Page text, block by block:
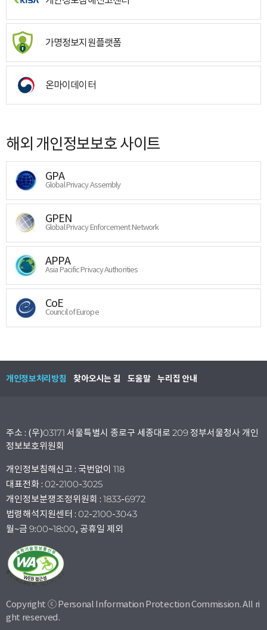
가명정보지원플랫폼
온마이데이터
해외 개인정보보호 사이트
GPA
Global Privacy Assembly
GPEN
Global Privacy Enforcement Network
APPA
Asia Pacific Privacy Authorities
CoE
Council of Europe
개인정보처리방침 찾아오시는 길 도움말 누리집 안내
주소 : (우)03171 서울특별시 종로구 세종대로 209 정부서울청사 개인
정보보호위원회
개인정보침해신고 : 국번없이 118
대표전화 : 02-2100-3025
개인정보분쟁조정위원회 : 1833-6972
법령해석지원센터 : 02-2100-3043
월~금 9:00~18:00, 공휴일 제외
Copyright ⓒ Personal Information Protection Commission. All ri
ght reserved.